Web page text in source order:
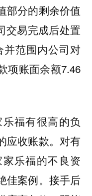
部分的剩余价值
交易完成后处置
并范围内公司对
项账面余额7.46
福有很高的负
应收账款。对有
乐福的不良资
佳案例。接手后